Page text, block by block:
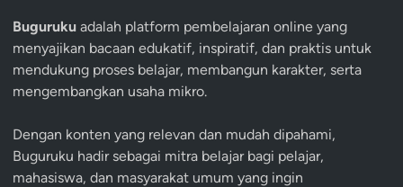
Buguruku adalah platform pembelajaran online yang
menyajikan bacaan edukatif, inspiratif, dan praktis untuk
mendukung proses belajar, membangun karakter, serta
mengembangkan usaha mikro.
Dengan konten yang relevan dan mudah dipahami,
Buguruku hadir sebagai mitra belajar bagi pelajar,
mahasiswa, dan masyarakat umum yang ingin